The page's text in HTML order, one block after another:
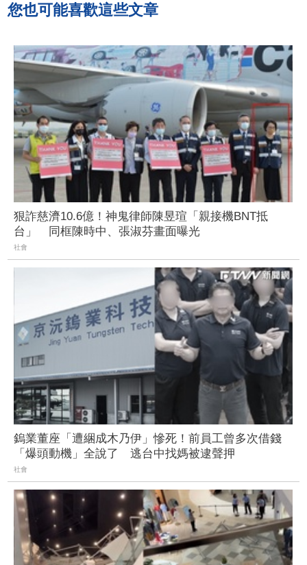
您也可能喜歡這些文章
狠詐慈濟10.6億！神鬼律師陳昱瑄「親接機BNT抵
台」 同框陳時中、張淑芬畫面曝光
社會
鎢業董座「遭綑成木乃伊」慘死！前員工曾多次借錢
「爆頭動機」全說了 逃台中找媽被逮聲押
社會